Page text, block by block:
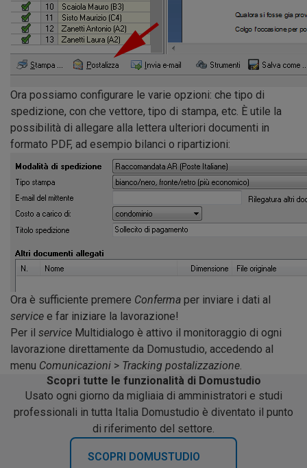
Ora possiamo configurare le varie opzioni: che tipo di
spedizione, con che vettore, tipo di stampa, etc. È utile la
possibilità di allegare alla lettera ulteriori documenti in
formato PDF, ad esempio bilanci o ripartizioni:
Ora è sufficiente premere Conferma per inviare i dati al
service e far iniziare la lavorazione!
Per il service Multidialogo è attivo il monitoraggio di ogni
lavorazione direttamente da Domustudio, accedendo al
menu Comunicazioni > Tracking postalizzazione.
Scopri tutte le funzionalità di Domustudio
Usato ogni giorno da migliaia di amministratori e studi
professionali in tutta Italia Domustudio è diventato il punto
di riferimento del settore.
SCOPRI DOMUSTUDIO